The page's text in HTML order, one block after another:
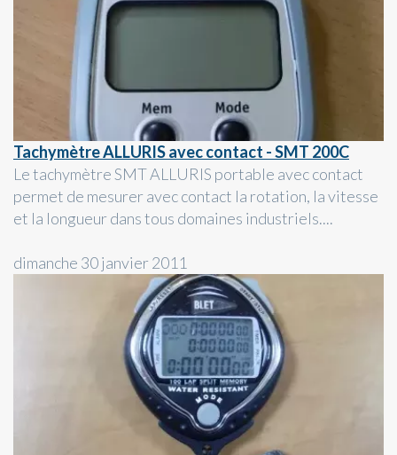
Tachymètre ALLURIS avec contact - SMT 200C
Le tachymètre SMT ALLURIS portable avec contact
permet de mesurer avec contact la rotation, la vitesse
et la longueur dans tous domaines industriels....
dimanche 30 janvier 2011